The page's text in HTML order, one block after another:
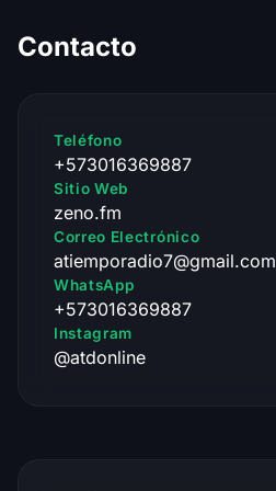
Contacto
Teléfono
+573016369887
Sitio Web
zeno.fm
Correo Electrónico
atiemporadio7@gmail.com
WhatsApp
+573016369887
Instagram
@atdonline